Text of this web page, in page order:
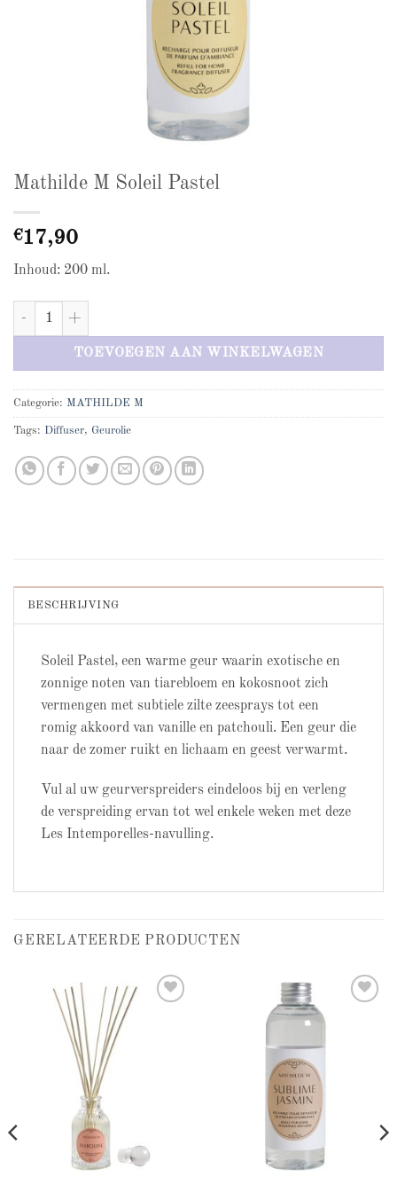
Mathilde M Soleil Pastel
€17,90
Inhoud: 200 ml.
Mathilde M Soleil Pastel aantal
TOEVOEGEN AAN WINKELWAGEN
Categorie: MATHILDE M
Tags: Diffuser, Geurolie
BESCHRIJVING
Soleil Pastel, een warme geur waarin exotische en
zonnige noten van tiarebloem en kokosnoot zich
vermengen met subtiele zilte zeesprays tot een
romig akkoord van vanille en patchouli. Een geur die
naar de zomer ruikt en lichaam en geest verwarmt.
Vul al uw geurverspreiders eindeloos bij en verleng
de verspreiding ervan tot wel enkele weken met deze
Les Intemporelles-navulling.
GERELATEERDE PRODUCTEN